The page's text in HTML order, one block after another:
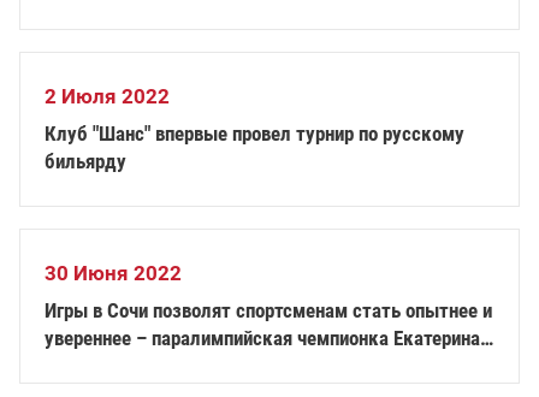
2 Июля 2022
Клуб "Шанс" впервые провел турнир по русскому
бильярду
30 Июня 2022
Игры в Сочи позволят спортсменам стать опытнее и
увереннее – паралимпийская чемпионка Екатерина